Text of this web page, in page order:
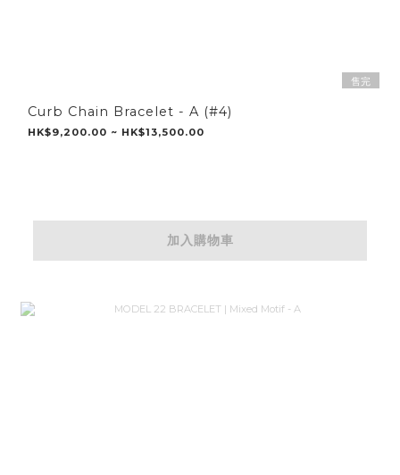
售完
Curb Chain Bracelet - A (#4)
HK$9,200.00 ~ HK$13,500.00
加入購物車